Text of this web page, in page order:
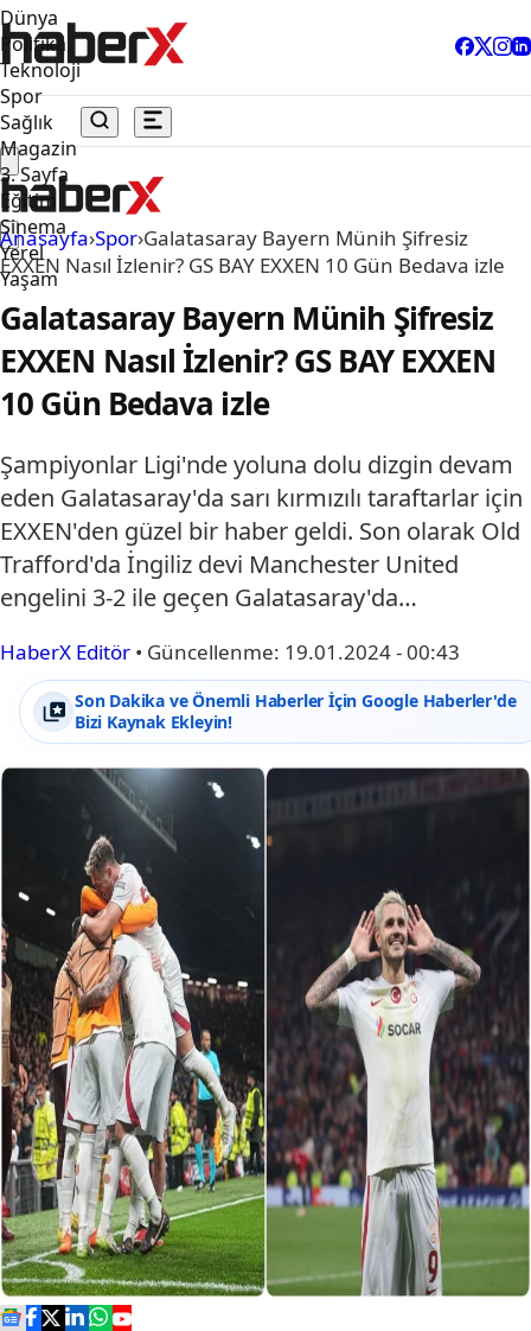
Dünya
Politika
Teknoloji
Spor
Sağlık
Magazin
3. Sayfa
Eğitim
Sinema
Yerel
Yaşam
Anasayfa›Spor›Galatasaray Bayern Münih Şifresiz
EXXEN Nasıl İzlenir? GS BAY EXXEN 10 Gün Bedava izle
Galatasaray Bayern Münih Şifresiz
EXXEN Nasıl İzlenir? GS BAY EXXEN
10 Gün Bedava izle
Şampiyonlar Ligi'nde yoluna dolu dizgin devam
eden Galatasaray'da sarı kırmızılı taraftarlar için
EXXEN'den güzel bir haber geldi. Son olarak Old
Trafford'da İngiliz devi Manchester United
engelini 3-2 ile geçen Galatasaray'da…
HaberX Editör • Güncellenme: 19.01.2024 - 00:43
Son Dakika ve Önemli Haberler İçin Google Haberler'de
Bizi Kaynak Ekleyin!